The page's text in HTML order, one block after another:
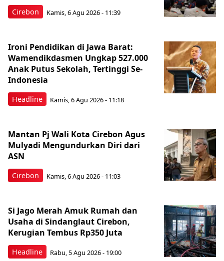
Cirebon Kamis, 6 Agu 2026 - 11:39
Headline
Ironi Pendidikan di Jawa Barat:
Wamendikdasmen Ungkap 527.000
Anak Putus Sekolah, Tertinggi Se-
Indonesia
Kamis, 6 Agu 2026 - 11:18
Cirebon
Mantan Pj Wali Kota Cirebon Agus
Mulyadi Mengundurkan Diri dari
ASN
Kamis, 6 Agu 2026 - 11:03
Headline
Si Jago Merah Amuk Rumah dan
Usaha di Sindanglaut Cirebon,
Kerugian Tembus Rp350 Juta
Rabu, 5 Agu 2026 - 19:00